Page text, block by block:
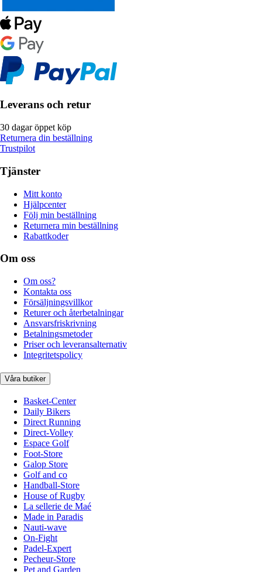
Leverans och retur
30 dagar öppet köp
Returnera din beställning
Trustpilot
Tjänster
Mitt konto
Hjälpcenter
Följ min beställning
Returnera min beställning
Rabattkoder
Om oss
Om oss?
Kontakta oss
Försäljningsvillkor
Returer och återbetalningar
Ansvarsfriskrivning
Betalningsmetoder
Priser och leveransalternativ
Integritetspolicy
Våra butiker
Basket-Center
Daily Bikers
Direct Running
Direct-Volley
Espace Golf
Foot-Store
Galop Store
Golf and co
Handball-Store
House of Rugby
La sellerie de Maé
Made in Paradis
Nauti-wave
On-Fight
Padel-Expert
Pecheur-Store
Pet and Garden